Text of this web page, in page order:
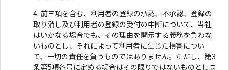
前三項を含む、利用者の登録の承認、不承認、登録の
取り消し及び利用者の登録の受付の中断について、当社
はいかなる場合でも、その理由を開示する義務を負わな
いものとし、それによって利用者に生じた損害につい
て、一切の責任を負うものではありません。ただし、第3
条第5項各号に定める場合はその限りではないものとしま